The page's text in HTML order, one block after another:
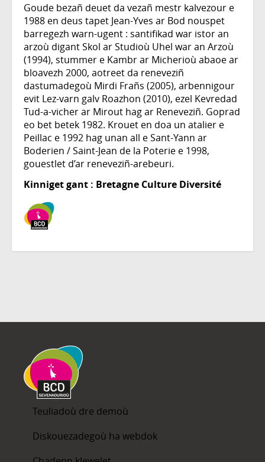
Goude bezañ deuet da vezañ mestr kalvezour e
1988 en deus tapet Jean-Yves ar Bod nouspet
barregezh warn-ugent : santifikad war istor an
arzoù digant Skol ar Studioù Uhel war an Arzoù
(1994), stummer e Kambr ar Micherioù abaoe ar
bloavezh 2000, aotreet da reneveziñ
dastumadegoù Mirdi Frañs (2005), arbennigour
evit Lez-varn galv Roazhon (2010), ezel Kevredad
Tud-a-vicher ar Mirout hag ar Reneveziñ. Goprad
eo bet betek 1982. Krouet en doa un atalier e
Peillac e 1992 hag unan all e Sant-Yann ar
Boderien / Saint-Jean de la Poterie e 1998,
gouestlet d’ar reneveziñ-arebeuri.
Kinniget gant : Bretagne Culture Diversité
Teuliadoù dre demoù
Diskouezadegoù ha webdok